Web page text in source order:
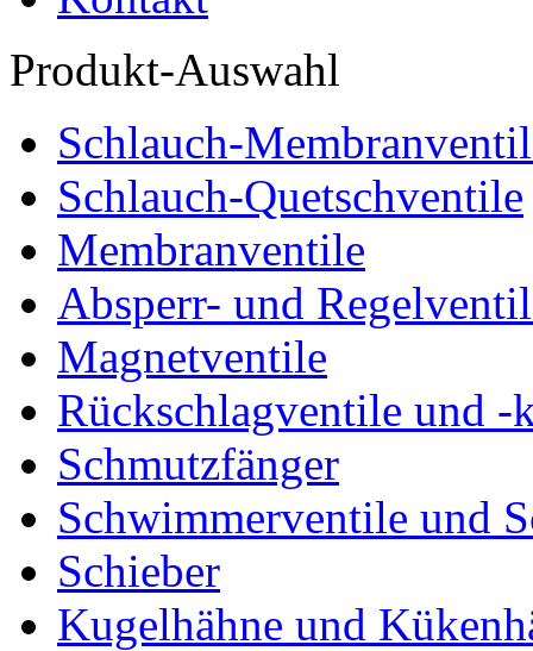
Produkt-Auswahl
Schlauch-
Schlauch-Quetschventile
Membranventile
Absperr- und
Magnetventile
Rückschlagventile und -
Schmutzfänger
Schwimmerventile und
Schieber
Kugelhähne und